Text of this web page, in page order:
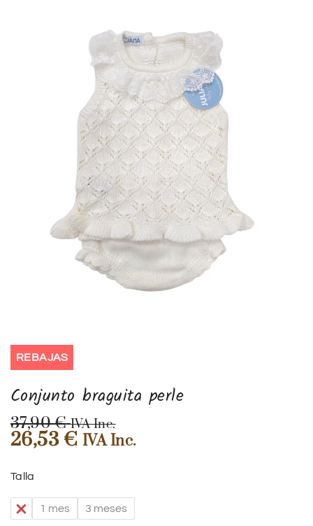
REBAJAS
Conjunto braguita perle
37,90€ IVA Inc.
26,53€ IVA Inc.
Talla
0 1 mes 3 meses